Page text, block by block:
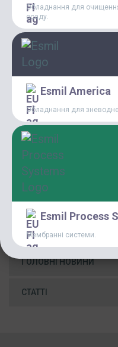
КАТЕГОРІЇ
НОВИНИ
ГОЛОВНІ НОВИНИ
СТАТТІ
Обладнання для
осаду.
Esmil America
Обладнання для
Esmil Process
Мембранні системи.